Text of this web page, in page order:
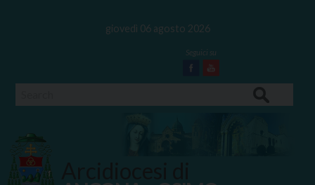
giovedì 06 agosto 2026
Facebook
Youtube